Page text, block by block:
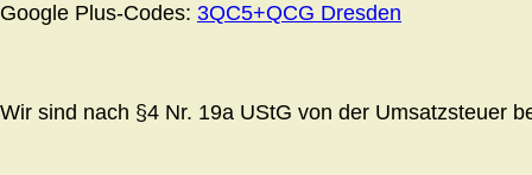
Google Plus-Codes: 3QC5+QCG Dresden
Wir sind nach §4 Nr. 19a UStG von der Umsatzsteuer